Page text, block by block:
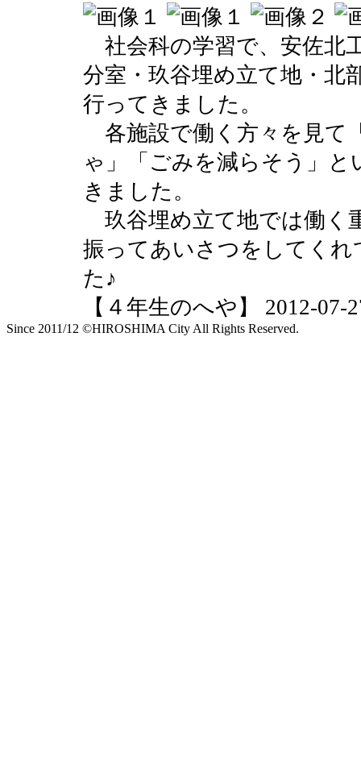
社会科の学習で、安佐北
分室・玖谷埋め立て地・北
行ってきました。
各施設で働く方々を見て
ゃ」「ごみを減らそう」
きました。
玖谷埋め立て地では働く
振ってあいさつをしてく
た♪
【４年生のへや】 2012-07-
Since 2011/12 ©HIROSHIMA City All Rights Reserved.